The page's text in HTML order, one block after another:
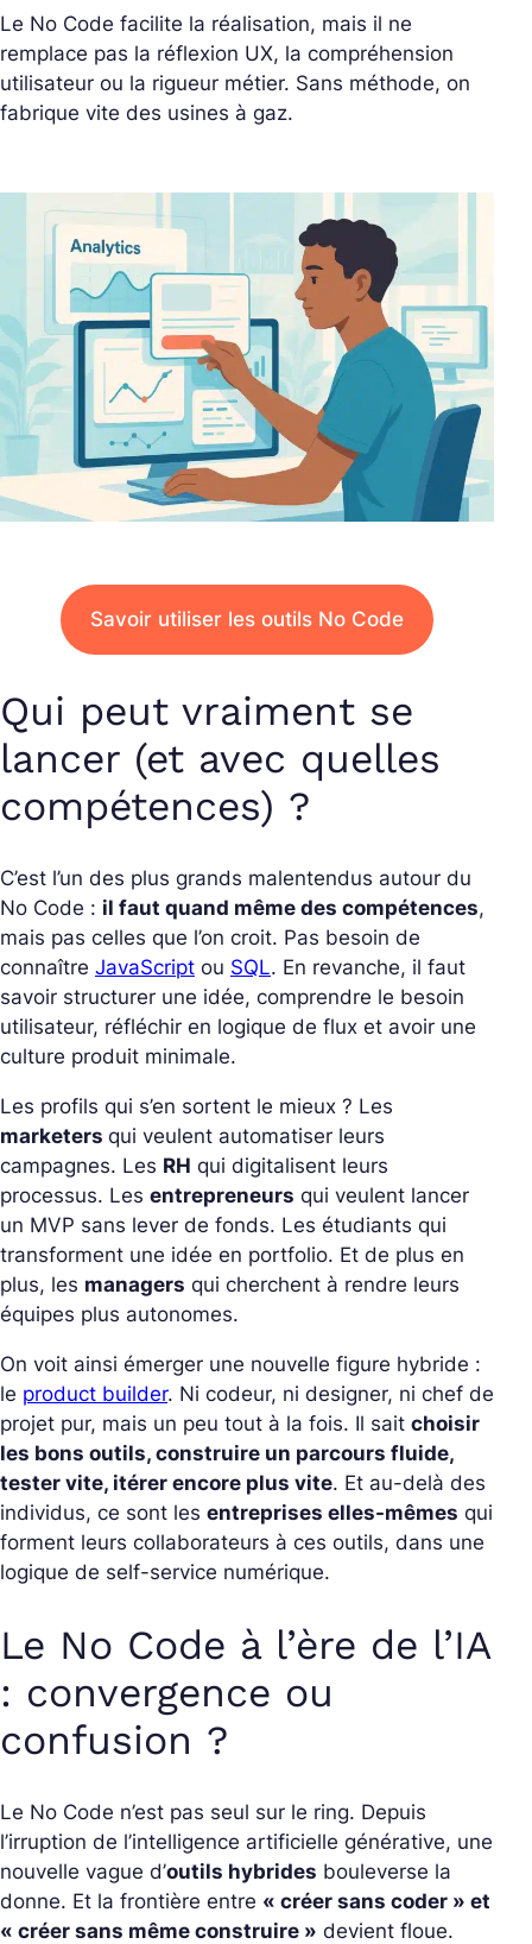
Le No Code facilite la réalisation, mais il ne
remplace pas la réflexion UX, la compréhension
utilisateur ou la rigueur métier. Sans méthode, on
fabrique vite des usines à gaz.
Savoir utiliser les outils No Code
Qui peut vraiment se
lancer (et avec quelles
compétences) ?
C’est l’un des plus grands malentendus autour du
No Code : il faut quand même des compétences,
mais pas celles que l’on croit. Pas besoin de
connaître JavaScript ou SQL. En revanche, il faut
savoir structurer une idée, comprendre le besoin
utilisateur, réfléchir en logique de flux et avoir une
culture produit minimale.
Les profils qui s’en sortent le mieux ? Les
marketers qui veulent automatiser leurs
campagnes. Les RH qui digitalisent leurs
processus. Les entrepreneurs qui veulent lancer
un MVP sans lever de fonds. Les étudiants qui
transforment une idée en portfolio. Et de plus en
plus, les managers qui cherchent à rendre leurs
équipes plus autonomes.
On voit ainsi émerger une nouvelle figure hybride :
le product builder. Ni codeur, ni designer, ni chef de
projet pur, mais un peu tout à la fois. Il sait choisir
les bons outils, construire un parcours fluide,
tester vite, itérer encore plus vite. Et au-delà des
individus, ce sont les entreprises elles-mêmes qui
forment leurs collaborateurs à ces outils, dans une
logique de self-service numérique.
Le No Code à l’ère de l’IA
: convergence ou
confusion ?
Le No Code n’est pas seul sur le ring. Depuis
l’irruption de l’intelligence artificielle générative, une
nouvelle vague d’outils hybrides bouleverse la
donne. Et la frontière entre « créer sans coder » et
« créer sans même construire » devient floue.